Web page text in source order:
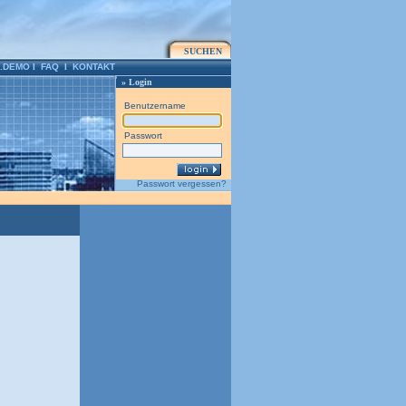
SUCHEN
l FAQ l KONTAKT
» Login
Benutzername
Passwort
Passwort vergessen?